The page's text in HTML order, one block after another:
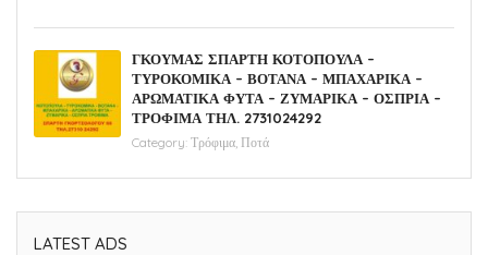
ΓΚΟΥΜΑΣ ΣΠΑΡΤΗ ΚΟΤΟΠΟΥΛΑ –
ΤΥΡΟΚΟΜΙΚΑ – ΒΟΤΑΝΑ – ΜΠΑΧΑΡΙΚΑ –
ΑΡΩΜΑΤΙΚΑ ΦΥΤΑ – ΖΥΜΑΡΙΚΑ – ΟΣΠΡΙΑ –
ΤΡΟΦΙΜΑ ΤΗΛ. 2731024292
Category: Τρόφιμα, Ποτά
LATEST ADS